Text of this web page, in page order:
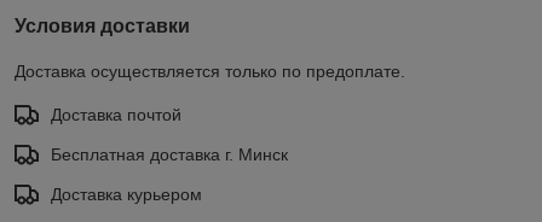
Условия доставки
Доставка осуществляется только по предоплате.
Доставка почтой
Бесплатная доставка г. Минск
Доставка курьером